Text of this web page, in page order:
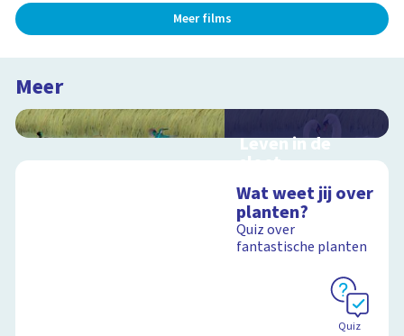
Meer films
Meer
Leven in de
sloot
schoolplaat over het
slootleven
Schoolplaat
Wat weet jij over
planten?
Quiz over
fantastische planten
Quiz